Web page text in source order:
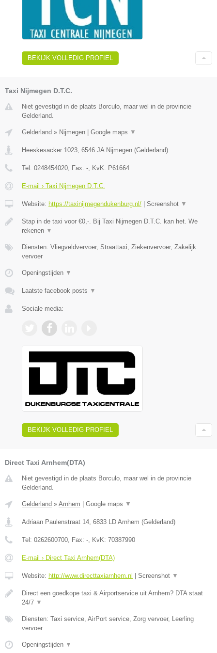
BEKIJK VOLLEDIG PROFIEL
Taxi Nijmegen D.T.C.
Niet gevestigd in de plaats Borculo, maar wel in de provincie
Gelderland.
Gelderland » Nijmegen Google maps ▼
Heeskesacker 1023, 6546 JA Nijmegen (Gelderland)
Tel: 0248454020, Fax: -, KvK: P61664
E-mail › Taxi Nijmegen D.T.C.
Website: https://taxinijmegendukenburg.nl/ Screenshot ▼
Stap in de taxi voor €0,-. Bij Taxi Nijmegen D.T.C. kan het. We
rekenen ▼
Diensten: Vliegveldvervoer, Straattaxi, Ziekenvervoer, Zakelijk
vervoer
Openingstijden ▼
Laatste facebook posts ▼
Sociale media:
BEKIJK VOLLEDIG PROFIEL
Direct Taxi Arnhem(DTA)
Niet gevestigd in de plaats Borculo, maar wel in de provincie
Gelderland.
Gelderland » Arnhem Google maps ▼
Adriaan Paulenstraat 14 6833 LD Arnhem (Gelderland)
Tel: 0262600700 , Fax: - , KvK: 70387990
E-mail › Direct Taxi Arnhem(DTA)
Website: http://www.directtaxiarnhem.nl Screenshot ▼
Direct een goedkope taxi & Airportservice uit Arnhem? DTA staat
24/7 ▼
Diensten: Taxi service, AirPort service, Zorg vervoer, Leerling
vervoer
Openingstijden ▼